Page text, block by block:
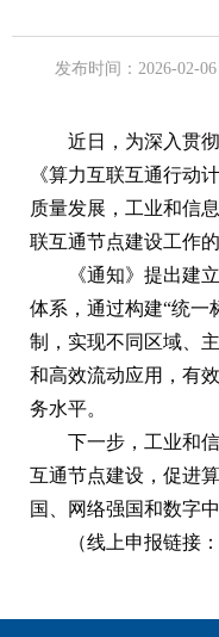
发布时间：2026-02-
近日，为深入贯
《算力互联互通行动
质量发展，工业和信
联互通节点建设工作
《通知》提出建
体系，通过构建“统一
制，实现不同区域、
和高效流动应用，有
务水平。
下一步，工业和
互通节点建设，促进
国、网络强国和数字中
（线上申报链接：